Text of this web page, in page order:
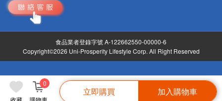
收藏 購物車
0
立即購買 加入購物車
食品業者登錄字號 A-122662550-00000-6
Copyright©2026 Uni-Prosperity Lifestyle Corp. All Right Reserved